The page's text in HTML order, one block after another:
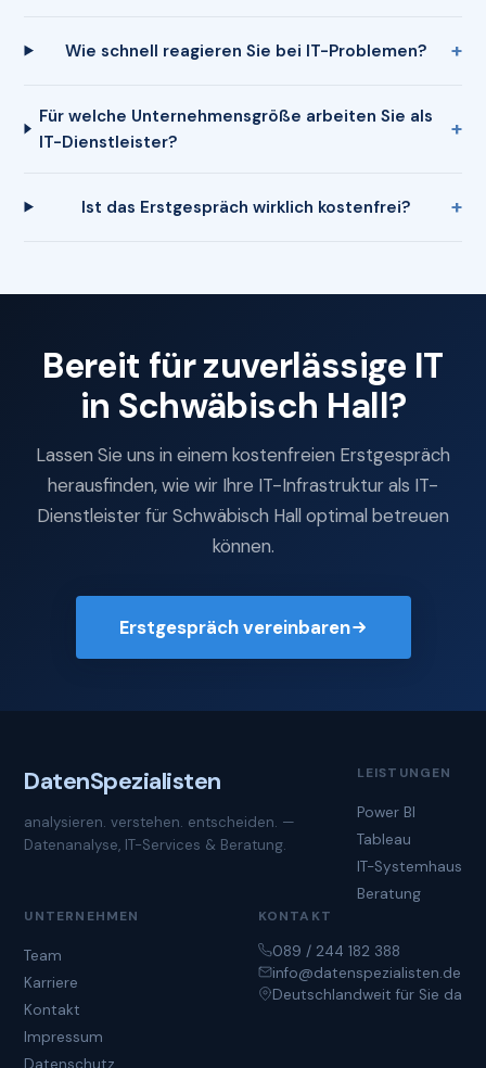
Wie schnell reagieren Sie bei IT-Problemen?
Für welche Unternehmensgröße arbeiten Sie als
IT-Dienstleister?
Ist das Erstgespräch wirklich kostenfrei?
Bereit für zuverlässige IT
in Schwäbisch Hall?
Lassen Sie uns in einem kostenfreien Erstgespräch
herausfinden, wie wir Ihre IT-Infrastruktur als IT-
Dienstleister für Schwäbisch Hall optimal betreuen
können.
Erstgespräch vereinbaren
DatenSpezialisten
analysieren. verstehen. entscheiden. —
Datenanalyse, IT-Services & Beratung.
LEISTUNGEN
Power BI
Tableau
IT-Systemhaus
Beratung
UNTERNEHMEN
Team
Karriere
Kontakt
Impressum
Datenschutz
KONTAKT
089 / 244 182 388
info@datenspezialisten.de
Deutschlandweit für Sie da